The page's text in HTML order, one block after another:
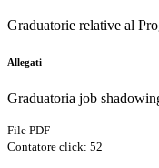
Graduatorie relative al
Allegati
Graduatoria job
File PDF
Contatore click: 52